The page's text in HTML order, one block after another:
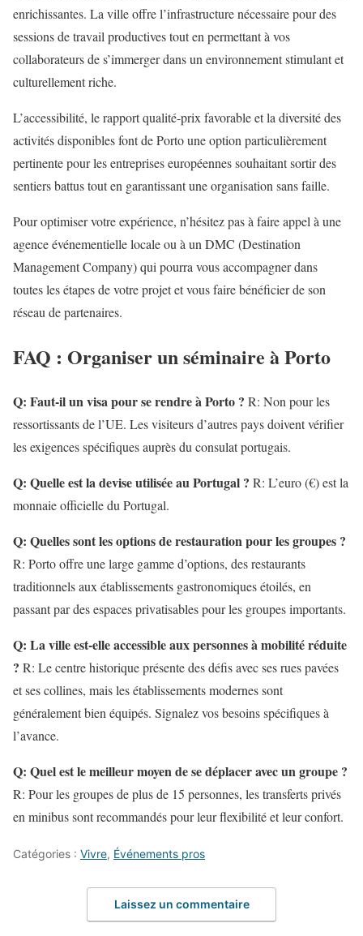
enrichissantes. La ville offre l’infrastructure nécessaire pour des
sessions de travail productives tout en permettant à vos
collaborateurs de s’immerger dans un environnement stimulant et
culturellement riche.
L’accessibilité, le rapport qualité-prix favorable et la diversité des
activités disponibles font de Porto une option particulièrement
pertinente pour les entreprises européennes souhaitant sortir des
sentiers battus tout en garantissant une organisation sans faille.
Pour optimiser votre expérience, n’hésitez pas à faire appel à une
agence événementielle locale ou à un DMC (Destination
Management Company) qui pourra vous accompagner dans
toutes les étapes de votre projet et vous faire bénéficier de son
réseau de partenaires.
FAQ : Organiser un séminaire à Porto
Q: Faut-il un visa pour se rendre à Porto ? R: Non pour les
ressortissants de l’UE. Les visiteurs d’autres pays doivent vérifier
les exigences spécifiques auprès du consulat portugais.
Q: Quelle est la devise utilisée au Portugal ? R: L’euro (€) est la
monnaie officielle du Portugal.
Q: Quelles sont les options de restauration pour les groupes ?
R: Porto offre une large gamme d’options, des restaurants
traditionnels aux établissements gastronomiques étoilés, en
passant par des espaces privatisables pour les groupes importants.
Q: La ville est-elle accessible aux personnes à mobilité réduite
? R: Le centre historique présente des défis avec ses rues pavées
et ses collines, mais les établissements modernes sont
généralement bien équipés. Signalez vos besoins spécifiques à
l’avance.
Q: Quel est le meilleur moyen de se déplacer avec un groupe ?
R: Pour les groupes de plus de 15 personnes, les transferts privés
en minibus sont recommandés pour leur flexibilité et leur confort.
Catégories : Vivre, Événements pros
Laissez un commentaire